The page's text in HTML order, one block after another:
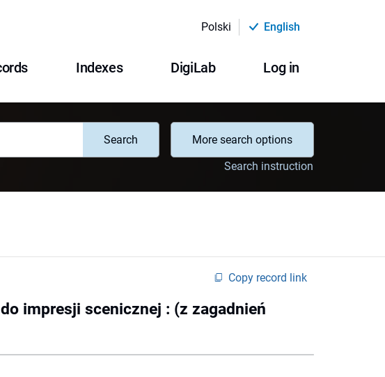
Polski English
Indexes DigiLab Log in
Search
More search options
Search instruction
Copy record link
impresji scenicznej : (z zagadnień